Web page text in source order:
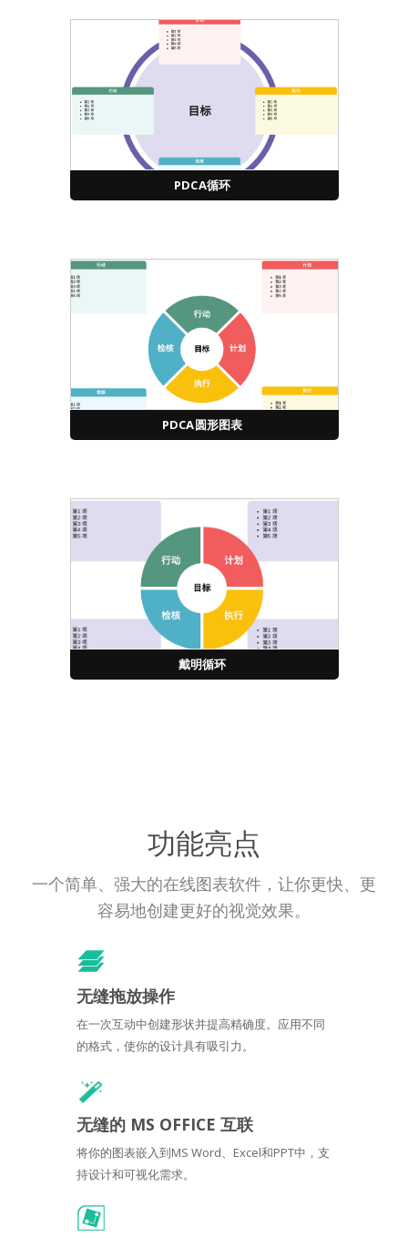
PDCA循环
PDCA圆形图表
戴明循环
功能亮点
一个简单、强大的在线图表软件，让你更快、更
容易地创建更好的视觉效果。
无缝拖放操作
在一次互动中创建形状并提高精确度。应用不同
的格式，使你的设计具有吸引力。
无缝的 MS OFFICE 互联
将你的图表嵌入到MS Word、Excel和PPT中，支
持设计和可视化需求。